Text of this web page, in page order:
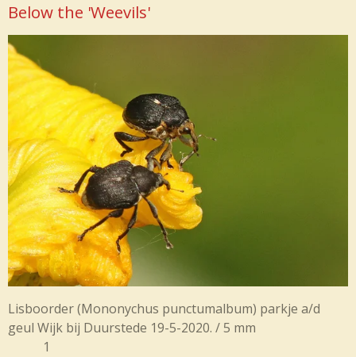
Below the 'Weevils'
Lisboorder (Mononychus punctumalbum) parkje a/d
geul Wijk bij Duurstede 19-5-2020. / 5 mm
1